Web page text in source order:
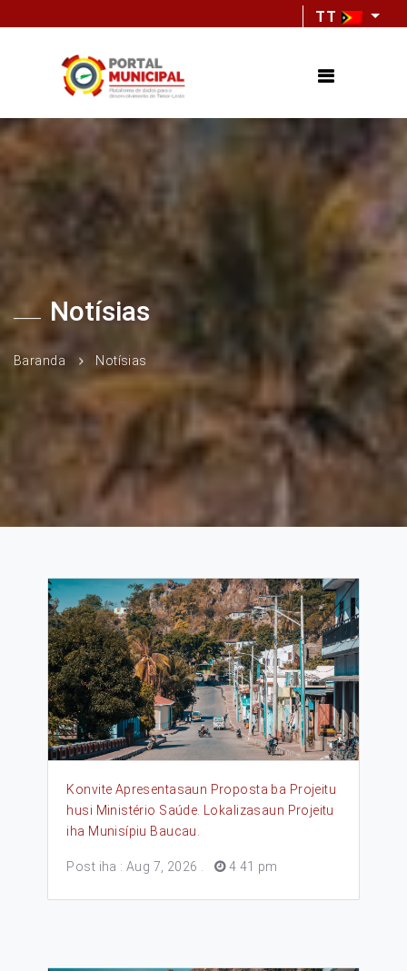
TT
Notísias
Baranda Notísias
Konvite Apresentasaun Proposta ba Projeitu
husi Ministério Saúde. Lokalizasaun Projeitu
iha Munisípiu Baucau.
Post iha : Aug 7, 2026 4 41 pm